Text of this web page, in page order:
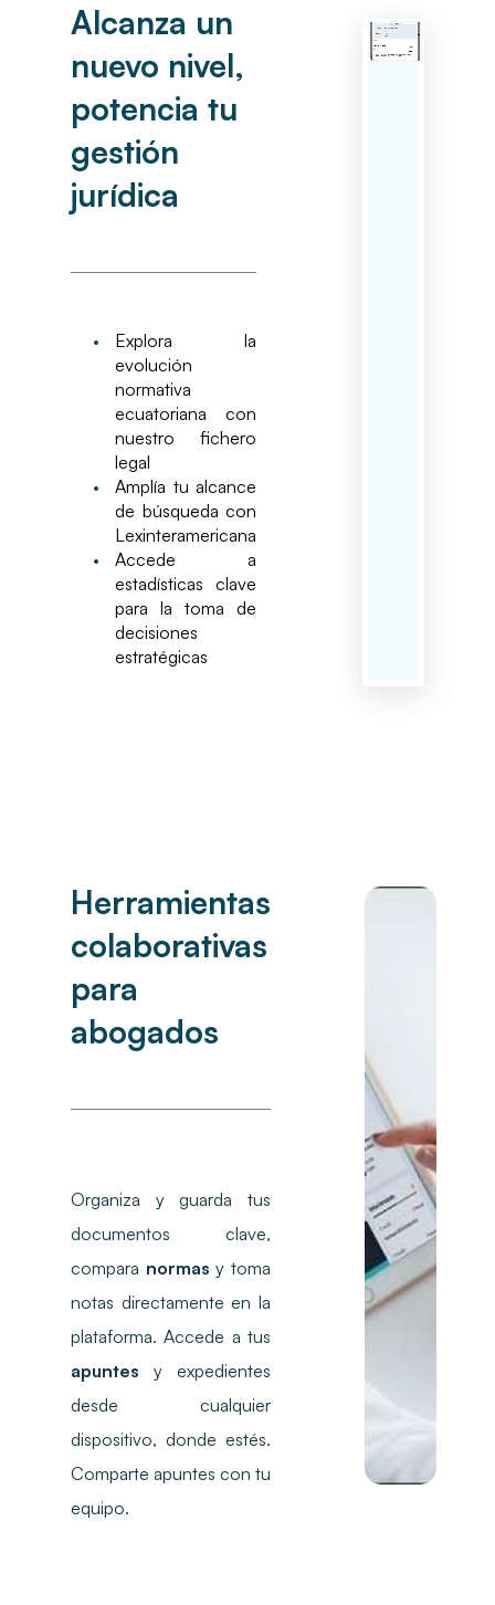
Alcanza un
nuevo nivel,
potencia tu
gestión
jurídica
•
Explora la
evolución
normativa
ecuatoriana con
nuestro fichero
legal
•
Amplía tu alcance
de búsqueda con
Lexinteramericana
•
Accede a
estadísticas clave
para la toma de
decisiones
estratégicas
Herramientas
colaborativas
para
abogados
Organiza y guarda tus
documentos clave,
compara normasy toma
notas directamente en la
plataforma. Accede a tus
apuntes y expedientes
desde cualquier
dispositivo, donde estés.
Comparte apuntes con tu
equipo.